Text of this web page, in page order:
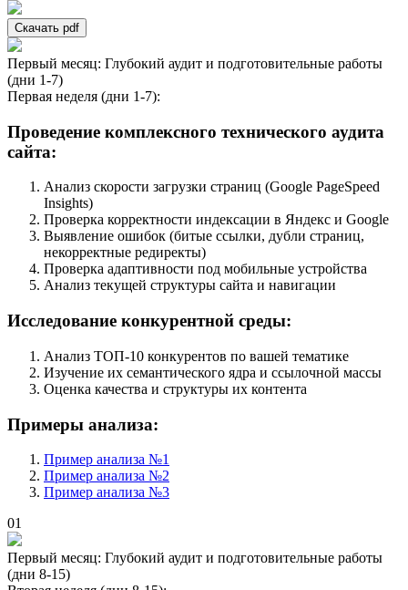
Скачать pdf
Первый месяц: Глубокий аудит и подготовительные работы
(дни 1-7)
Первая неделя (дни 1-7):
Проведение комплексного технического аудита
сайта:
Анализ скорости загрузки страниц (Google PageSpeed
Insights)
Проверка корректности индексации в Яндекс и Google
Выявление ошибок (битые ссылки, дубли страниц,
некорректные редиректы)
Проверка адаптивности под мобильные устройства
Анализ текущей структуры сайта и навигации
Исследование конкурентной среды:
Анализ ТОП-10 конкурентов по вашей тематике
Изучение их семантического ядра и ссылочной массы
Оценка качества и структуры их контента
Примеры анализа:
Пример анализа №1
Пример анализа №2
Пример анализа №3
01
Первый месяц: Глубокий аудит и подготовительные работы
(дни 8-15)